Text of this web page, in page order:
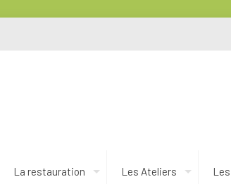
La restauration Les Ateliers